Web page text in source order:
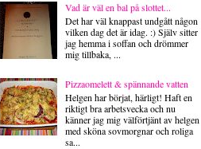
Vad är väl en bal på slottet...
Det har väl knappast undgått någon
vilken dag det är idag. :) Själv sitter
jag hemma i soffan och drömmer
mig tillbaka, ...
Pizzaomelett & spännande vatten
Helgen har börjat, härligt! Haft en
riktigt bra arbetsvecka och nu
känner jag mig välförtjänt av helgen
med sköna sovmorgnar och roliga
sa...